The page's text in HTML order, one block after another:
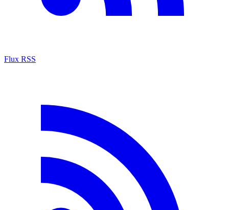
Flux RSS